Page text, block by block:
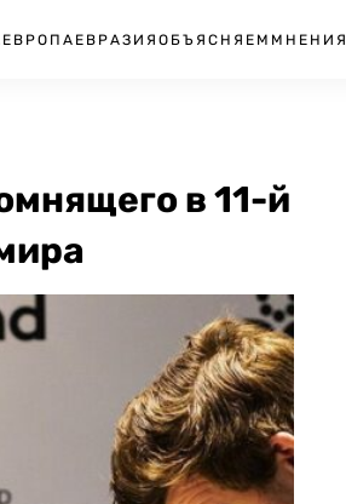
ЕВРОПА ЕВРАЗИЯ ОБЪЯСНЯЕМ МНЕНИЯ
в 11-й